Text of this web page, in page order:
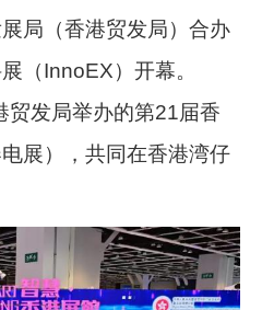
局（香港贸发局）合办
（InnoEX）开幕。
贸发局举办的第21届香
展），共同在香港湾仔